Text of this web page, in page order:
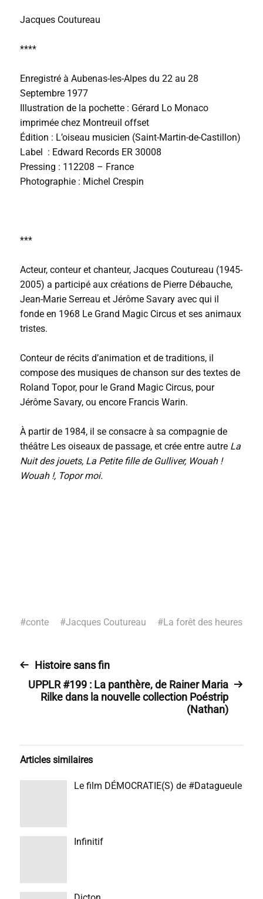
Jacques Coutureau
****
Enregistré à Aubenas-les-Alpes du 22 au 28
Septembre 1977
Illustration de la pochette : Gérard Lo Monaco
imprimée chez Montreuil offset
Édition : L’oiseau musicien (Saint-Martin-de-Castillon)
Label : Edward Records ER 30008
Pressing : 112208 – France
Photographie : Michel Crespin
***
Acteur, conteur et chanteur, Jacques Coutureau (1945-
2005) a participé aux créations de Pierre Débauche,
Jean-Marie Serreau et Jérôme Savary avec qui il
fonde en 1968 Le Grand Magic Circus et ses animaux
tristes.
Conteur de récits d’animation et de traditions, il
compose des musiques de chanson sur des textes de
Roland Topor, pour le Grand Magic Circus, pour
Jérôme Savary, ou encore Francis Warin.
À partir de 1984, il se consacre à sa compagnie de
théâtre Les oiseaux de passage, et crée entre autre La
Nuit des jouets, La Petite fille de Gulliver, Wouah !
Wouah !, Topor moi.
#conte #Jacques Coutureau #La forêt des heures
Histoire sans fin
UPPLR #199 : La panthère, de Rainer Maria
Rilke dans la nouvelle collection Poéstrip
(Nathan)
Articles similaires
Le film DÉMOCRATIE(S) de #Datagueule
Infinitif